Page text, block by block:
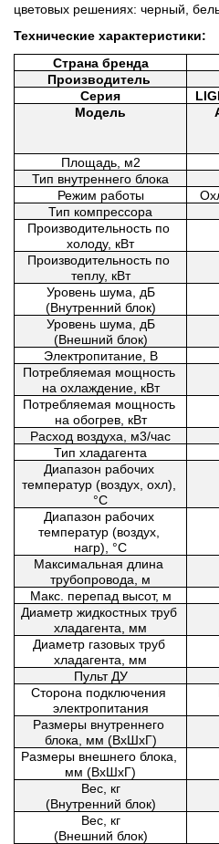
цветовых решениях: черный,
Технические характеристики:
Страна бренда
Производитель
Серия
Модель
Площадь, м2
Тип внутреннего блока
Режим работы
Тип компрессора
Производительность по
холоду, кВт
Производительность по
теплу, кВт
Уровень шума, дБ
(Внутренний блок)
Уровень шума, дБ
(Внешний блок)
Электропитание, В
Потребляемая мощность
на охлаждение, кВт
Потребляемая мощность
на обогрев, кВт
Расход воздуха, м3/час
Тип хладагента
Диапазон рабочих
температур (воздух, охл),
°C
Диапазон рабочих
температур (воздух,
нагр), °C
Максимальная длина
трубопровода, м
Макс. перепад высот, м
Диаметр жидкостных труб
хладагента, мм
Диаметр газовых труб
хладагента, мм
Пульт ДУ
Сторона подключения
электропитания
Размеры внутреннего
блока, мм (ВxШxГ)
Размеры внешнего блока,
мм (ВxШxГ)
Вес, кг
(Внутренний блок)
Вес, кг
(Внешний блок)